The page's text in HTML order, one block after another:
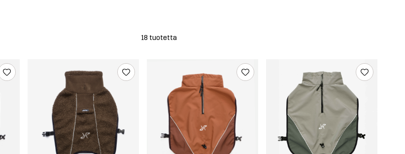
18 tuotetta